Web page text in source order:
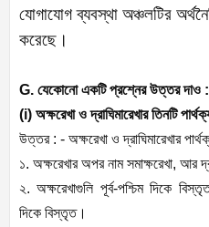
যোগাযোগ ব্যবস্থা অঞ্চলটির
করেছে।
G. যেকোনো একটি প্রশ্নের উত্তর
(i) অক্ষরেখা ও দ্রাঘিমারেখার তিনটি
উত্তর : - অক্ষরেখা ও দ্রাঘিমারেখার
১. অক্ষরেখার অপর নাম সমাক্ষরেখা, আর
২. অক্ষরেখাগুলি পূর্ব-পশ্চিম দিকে
দিকে বিস্তৃত।